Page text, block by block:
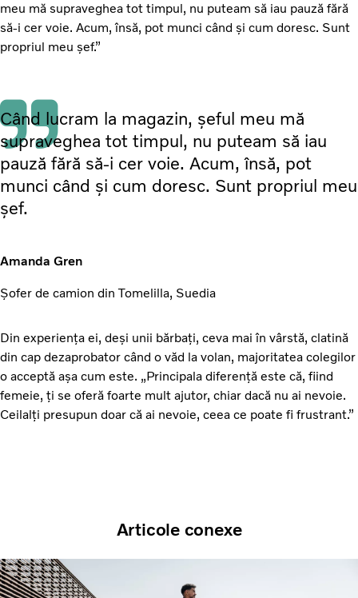
meu mă supraveghea tot timpul, nu puteam să iau pauză fără
să-i cer voie. Acum, însă, pot munci când și cum doresc. Sunt
propriul meu șef.”
Când lucram la magazin, șeful meu mă
supraveghea tot timpul, nu puteam să iau
pauză fără să-i cer voie. Acum, însă, pot
munci când și cum doresc. Sunt propriul meu
șef.
Amanda Gren
Șofer de camion din Tomelilla, Suedia
Din experiența ei, deși unii bărbați, ceva mai în vârstă, clatină
din cap dezaprobator când o văd la volan, majoritatea colegilor
o acceptă așa cum este. „Principala diferență este că, fiind
femeie, ți se oferă foarte mult ajutor, chiar dacă nu ai nevoie.
Ceilalți presupun doar că ai nevoie, ceea ce poate fi frustrant.”
Articole conexe